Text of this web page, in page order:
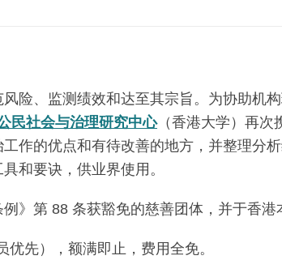
险、监测绩效和达至其宗旨。为协助机
民社会与治理研究中心（香港大学）再次
作的优点和有待改善的地方，并整理分
和要诀，供业界使用。
》第 88 条获豁免的慈善团体，并于香港
先），额满即止，费用全免。